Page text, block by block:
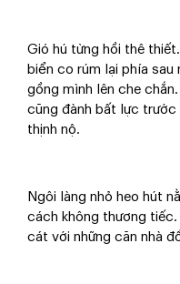
Gió hú từng hồi thê
biển co rúm lại phía sau
gồng mình lên che
cũng đành bất lực
thịnh nộ.
Ngôi làng nhỏ heo hút
cách không thương
cát với những căn nhà